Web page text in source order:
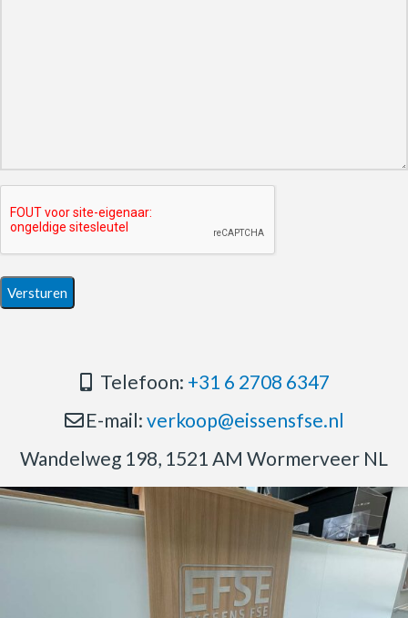
Telefoon: +31 6 2708 6347
E-mail: verkoop@eissensfse.nl
Wandelweg 198, 1521 AM Wormerveer NL